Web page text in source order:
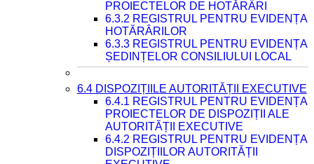
PROIECTELOR DE HOTĂRÂRI
6.3.2 REGISTRUL PENTRU EVIDENȚA
HOTĂRÂRILOR
6.3.3 REGISTRUL PENTRU EVIDENȚA
ȘEDINȚELOR CONSILIULUI LOCAL
6.4 DISPOZIȚIILE AUTORITĂȚII EXECUTIVE
6.4.1 REGISTRUL PENTRU EVIDENȚA
PROIECTELOR DE DISPOZIȚII ALE
AUTORITĂȚII EXECUTIVE
6.4.2 REGISTRUL PENTRU EVIDENȚA
DISPOZIȚIILOR AUTORITĂȚII